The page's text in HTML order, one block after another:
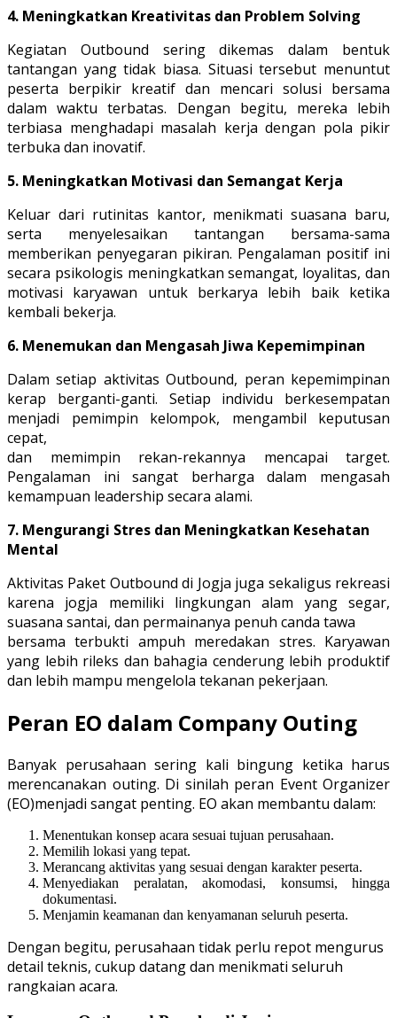
4. Meningkatkan Kreativitas dan Problem Solving
Kegiatan Outbound sering dikemas dalam bentuk
tantangan yang tidak biasa. Situasi tersebut menuntut
peserta berpikir kreatif dan mencari solusi bersama
dalam waktu terbatas. Dengan begitu, mereka lebih
terbiasa menghadapi masalah kerja dengan pola pikir
terbuka dan inovatif.
5. Meningkatkan Motivasi dan Semangat Kerja
Keluar dari rutinitas kantor, menikmati suasana baru,
serta menyelesaikan tantangan bersama-sama
memberikan penyegaran pikiran. Pengalaman positif ini
secara psikologis meningkatkan semangat, loyalitas, dan
motivasi karyawan untuk berkarya lebih baik ketika
kembali bekerja.
6. Menemukan dan Mengasah Jiwa Kepemimpinan
Dalam setiap aktivitas Outbound, peran kepemimpinan
kerap berganti-ganti. Setiap individu berkesempatan
menjadi pemimpin kelompok, mengambil keputusan
cepat,
dan memimpin rekan-rekannya mencapai target.
Pengalaman ini sangat berharga dalam mengasah
kemampuan leadership secara alami.
7. Mengurangi Stres dan Meningkatkan Kesehatan
Mental
Aktivitas Paket Outbound di Jogja juga sekaligus rekreasi
karena jogja memiliki lingkungan alam yang segar,
suasana santai, dan permainanya penuh canda tawa
bersama terbukti ampuh meredakan stres. Karyawan
yang lebih rileks dan bahagia cenderung lebih produktif
dan lebih mampu mengelola tekanan pekerjaan.
Peran EO dalam Company Outing
Banyak perusahaan sering kali bingung ketika harus
merencanakan outing. Di sinilah peran Event Organizer
(EO)menjadi sangat penting. EO akan membantu dalam:
Menentukan konsep acara sesuai tujuan perusahaan.
Memilih lokasi yang tepat.
Merancang aktivitas yang sesuai dengan karakter peserta.
Menyediakan peralatan, akomodasi, konsumsi, hingga
dokumentasi.
Menjamin keamanan dan kenyamanan seluruh peserta.
Dengan begitu, perusahaan tidak perlu repot mengurus
detail teknis, cukup datang dan menikmati seluruh
rangkaian acara.